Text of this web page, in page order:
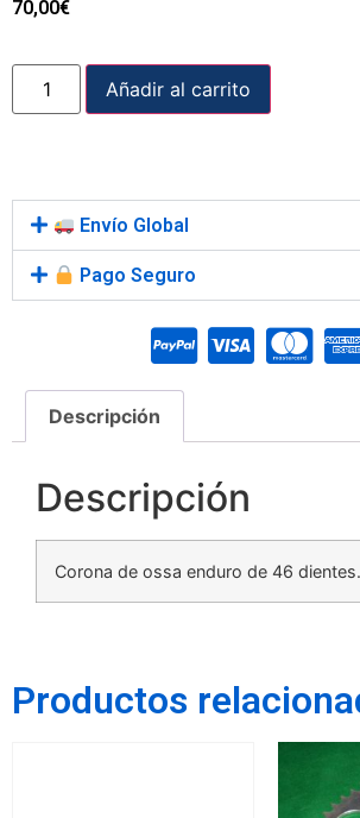
70,00€
Añadir al carrito
Envío Global
Pago Seguro
Descripción
Descripción
Corona de ossa enduro de 46 dientes.
Productos